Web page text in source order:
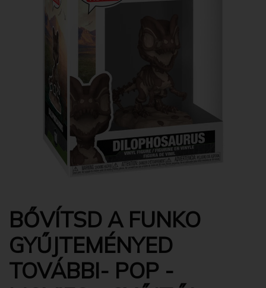
BŐVÍTSD A FUNKO
GYŰJTEMÉNYED
TOVÁBBI- POP -